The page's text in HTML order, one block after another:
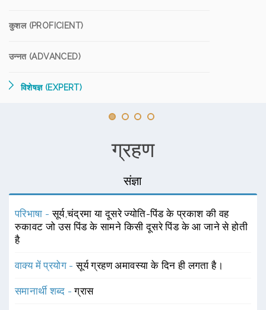
कुशल (PROFICIENT)
उन्नत (ADVANCED)
विशेषज्ञ (EXPERT)
ग्रहण
संज्ञा
परिभाषा -सूर्य,चंद्रमा या दूसरे ज्योति-पिंड के प्रकाश की वह
रुकावट जो उस पिंड के सामने किसी दूसरे पिंड के आ जाने से होती
है
वाक्य में प्रयोग -सूर्य ग्रहण अमावस्या के दिन ही लगता है।
समानार्थी शब्द -ग्रास